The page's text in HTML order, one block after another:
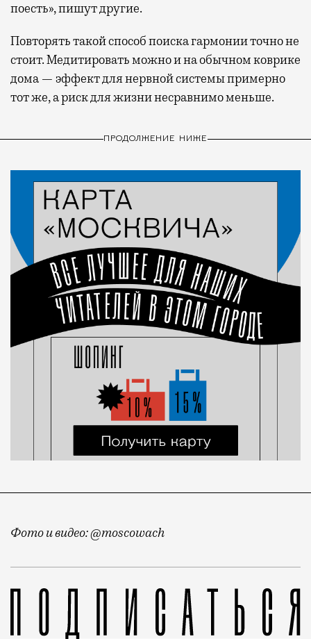
поесть», пишут другие.
Повторять такой способ поиска гармонии точно не
стоит. Медитировать можно и на обычном коврике
дома — эффект для нервной системы примерно
тот же, а риск для жизни несравнимо меньше.
ПРОДОЛЖЕНИЕ НИЖЕ
Фото и видео: @moscowach
Продолжаем вести хронику балконов. Недавно мы